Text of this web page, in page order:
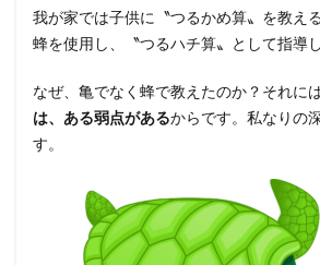
我が家では子供に〝つるかめ算〟を教え
蜂を使用し、〝つるハチ算〟として指導し
なぜ、亀でなく蜂で教えたのか？それに
は、ある弱点があるからです。私なりの
す。